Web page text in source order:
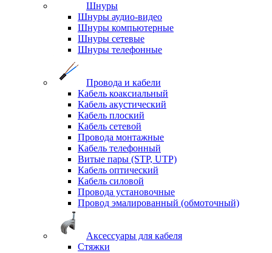
Шнуры
Шнуры аудио-видео
Шнуры компьютерные
Шнуры сетевые
Шнуры телефонные
Провода и кабели
Кабель коаксиальный
Кабель акустический
Кабель плоский
Кабель сетевой
Провода монтажные
Кабель телефонный
Витые пары (STP, UTP)
Кабель оптический
Кабель силовой
Провода установочные
Провод эмалированный (обмоточный)
Аксессуары для кабеля
Стяжки